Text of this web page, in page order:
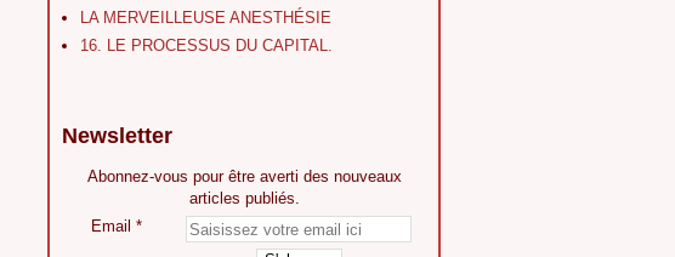
LA MERVEILLEUSE ANESTHÉSIE
16. LE PROCESSUS DU CAPITAL.
Newsletter
Abonnez-vous pour être averti des nouveaux
articles publiés.
Email